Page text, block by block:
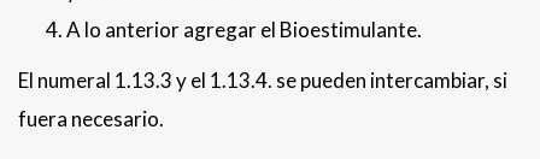
A lo anterior agregar el Bioestimulante.
El numeral 1.13.3 y el 1.13.4. se pueden intercambiar, si
fuera necesario.